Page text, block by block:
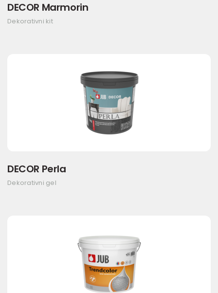
DECOR Marmorin
Dekorativni kit
DECOR Perla
Dekorativni gel